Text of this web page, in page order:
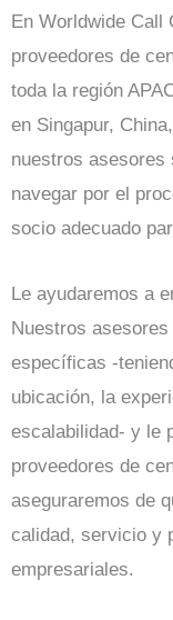
En Worldwide Call
proveedores de
toda la región
en Singapur,
nuestros asesores
navegar por el
socio adecuado
Le ayudaremos a
Nuestros
específicas -
ubicación, la
escalabilidad- y le
proveedores de
aseguraremos de
calidad, servicio y
empresariales.